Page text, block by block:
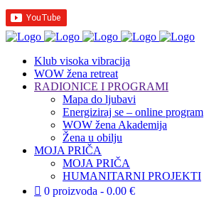
Klub visoka vibracija
WOW žena retreat
RADIONICE I PROGRAMI
Mapa do ljubavi
Energiziraj se – online program
WOW žena Akademija
Žena u obilju
MOJA PRIČA
MOJA PRIČA
HUMANITARNI PROJEKTI
0 proizvoda
0.00 €